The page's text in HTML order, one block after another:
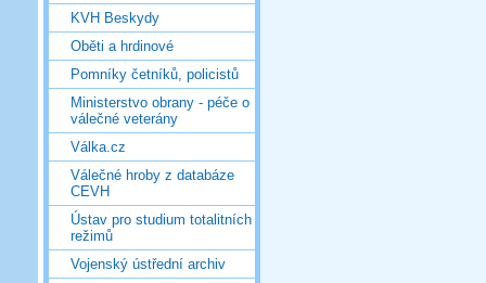
KVH Beskydy
Oběti a hrdinové
Pomníky četníků, policistů
Ministerstvo obrany - péče o
válečné veterány
Válka.cz
Válečné hroby z databáze
CEVH
Ústav pro studium totalitních
režimů
Vojenský ústřední archiv